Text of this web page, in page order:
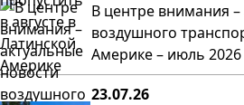
В центре внимания
воздушного
Америке – июль 2026
23.07.26